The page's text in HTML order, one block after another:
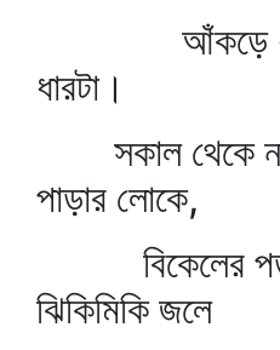
আঁকড়ে
ধারটা।
সকাল থেকে
পাড়ার লোকে,
বিকেলের
ঝিকিমিকি জলে